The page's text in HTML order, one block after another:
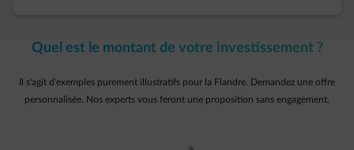
Quel est le montant de votre investissement ?
Il s'agit d'exemples purement illustratifs pour la Flandre. Demandez une offre
personnalisée. Nos experts vous feront une proposition sans engagement.